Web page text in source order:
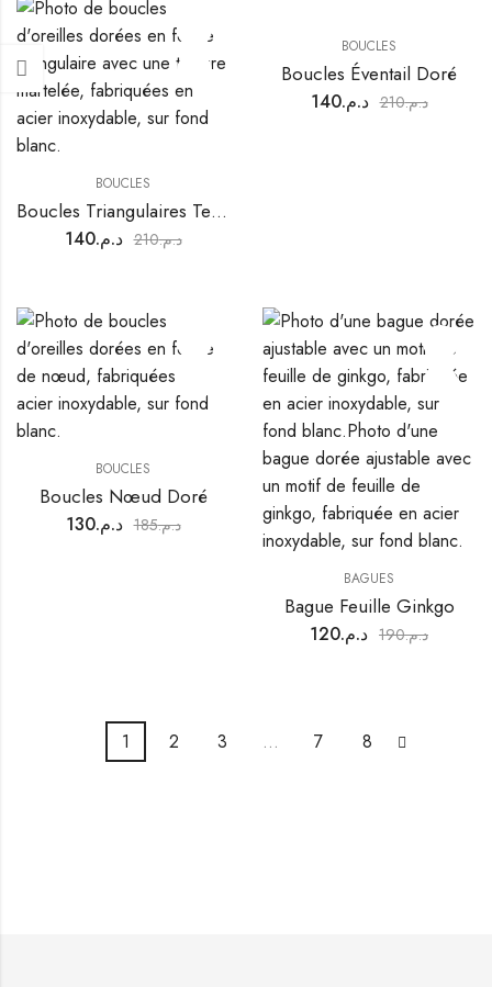
BOUCLES
Boucles Triangulaires Texturées
د.م.140 د.م.210
BOUCLES
Boucles Éventail Doré
د.م.140 د.م.210
BOUCLES
Boucles Nœud Doré
د.م.130 د.م.185
BAGUES
Bague Feuille Ginkgo
د.م.120 د.م.190
1 2 3 … 7 8